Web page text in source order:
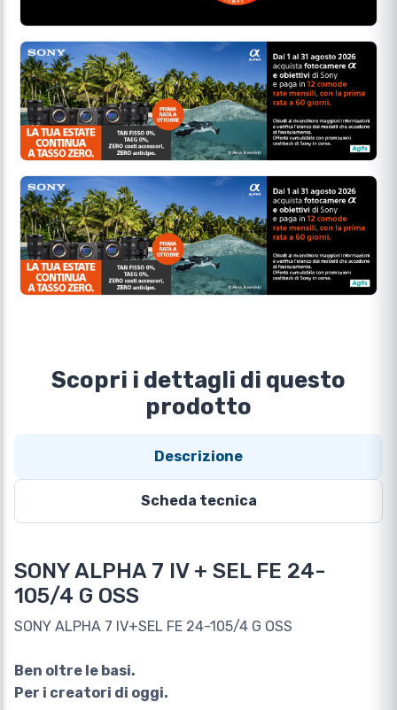
Scopri i dettagli di questo
prodotto
Descrizione
Scheda tecnica
SONY ALPHA 7 IV + SEL FE 24-
105/4 G OSS
SONY ALPHA 7 IV+SEL FE 24-105/4 G OSS
Ben oltre le basi.
Per i creatori di oggi.